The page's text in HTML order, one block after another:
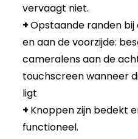
vervaagt niet.
+Opstaande randen
en aan de voorzijde:
cameralens aan de
touchscreen wanneer
ligt
+ Knoppen zijn bedekt
functioneel.